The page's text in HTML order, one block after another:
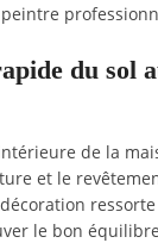
du sol
de la
et le
le bon